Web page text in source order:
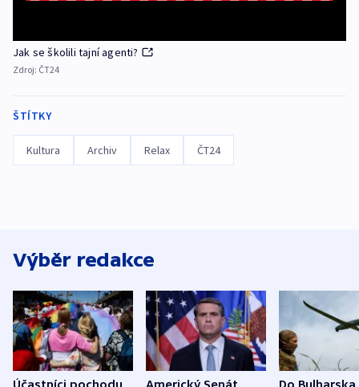
Jak se školili tajní agenti?
Zdroj: ČT24
ŠTÍTKY
Kultura Archiv Relax ČT24
Výběr redakce
Účastníci pochodu
Americký Senát
Do Bulharska